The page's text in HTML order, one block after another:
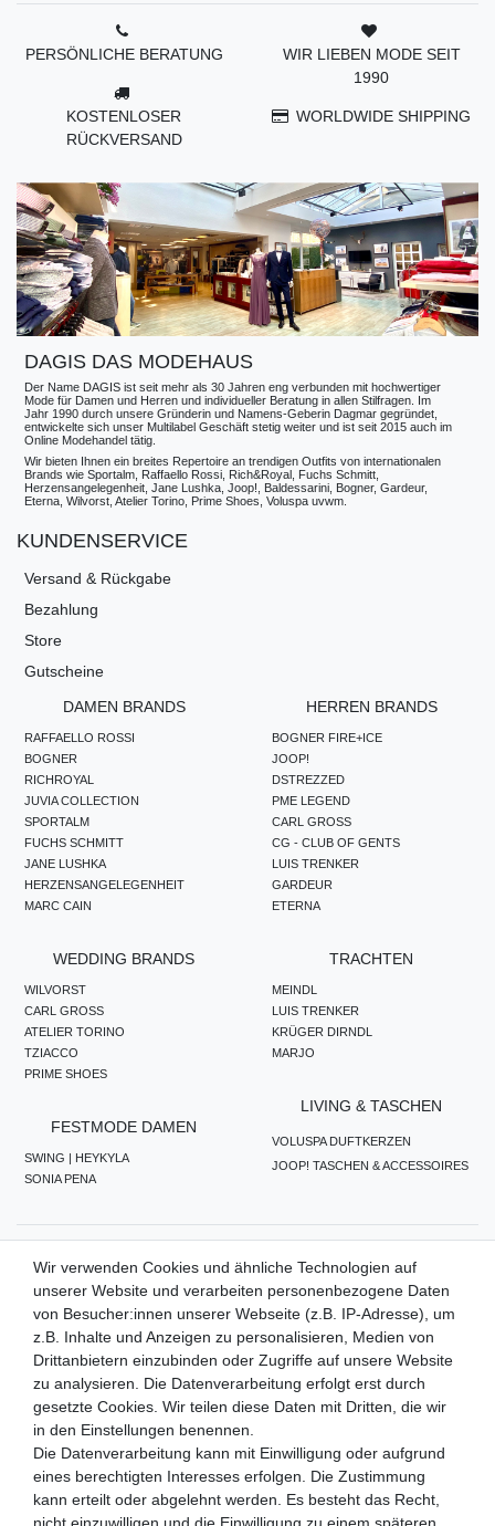
PERSÖNLICHE BERATUNG
KOSTENLOSER
RÜCKVERSAND
WIR LIEBEN MODE SEIT
1990
WORLDWIDE SHIPPING
DAGIS DAS MODEHAUS
Der Name DAGIS ist seit mehr als 30 Jahren eng verbunden mit hochwertiger
Mode für Damen und Herren und individueller Beratung in allen Stilfragen. Im
Jahr 1990 durch unsere Gründerin und Namens-Geberin Dagmar gegründet,
entwickelte sich unser Multilabel Geschäft stetig weiter und ist seit 2015 auch im
Online Modehandel tätig.
Wir bieten Ihnen ein breites Repertoire an trendigen Outfits von internationalen
Brands wie Sportalm, Raffaello Rossi, Rich&Royal, Fuchs Schmitt,
Herzensangelegenheit, Jane Lushka, Joop!, Baldessarini, Bogner, Gardeur,
Eterna, Wilvorst, Atelier Torino, Prime Shoes, Voluspa uvwm.
KUNDENSERVICE
Versand & Rückgabe
Bezahlung
Store
Gutscheine
DAMEN BRANDS
RAFFAELLO ROSSI
BOGNER
RICHROYAL
JUVIA COLLECTION
SPORTALM
FUCHS SCHMITT
JANE LUSHKA
HERZENSANGELEGENHEIT
MARC CAIN
HERREN BRANDS
BOGNER FIRE+ICE
JOOP!
DSTREZZED
PME LEGEND
CARL GROSS
CG - CLUB OF GENTS
LUIS TRENKER
GARDEUR
ETERNA
WEDDING BRANDS
WILVORST
CARL GROSS
ATELIER TORINO
TZIACCO
PRIME SHOES
FESTMODE DAMEN
SWING | HEYKYLA
SONIA PENA
TRACHTEN
MEINDL
LUIS TRENKER
KRÜGER DIRNDL
MARJO
LIVING & TASCHEN
VOLUSPA DUFTKERZEN
JOOP! TASCHEN & ACCESSOIRES
ZAHLUNGSMETHODEN
WIR VERSENDEN MIT
QUALITÄTSVERSPRECHEN
Wir verwenden Cookies und ähnliche Technologien auf
unserer Website und verarbeiten personenbezogene Daten
von Besucher:innen unserer Webseite (z.B. IP-Adresse), um
z.B. Inhalte und Anzeigen zu personalisieren, Medien von
Drittanbietern einzubinden oder Zugriffe auf unsere Website
zu analysieren. Die Datenverarbeitung erfolgt erst durch
gesetzte Cookies. Wir teilen diese Daten mit Dritten, die wir
in den Einstellungen benennen.
Die Datenverarbeitung kann mit Einwilligung oder aufgrund
eines berechtigten Interesses erfolgen. Die Zustimmung
kann erteilt oder abgelehnt werden. Es besteht das Recht,